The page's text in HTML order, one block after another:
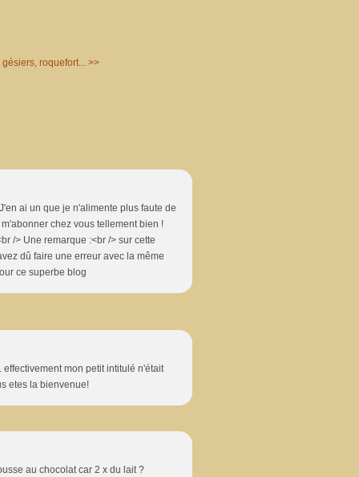
gésiers, roquefort... >>
ai un que je n'alimente plus faute de
chez vous tellement bien !
/> Une remarque :<br /> sur cette
dû faire une erreur avec la même
ce superbe blog
mon petit intitulé n'était
etes la bienvenue!
au chocolat car 2 x du lait ?